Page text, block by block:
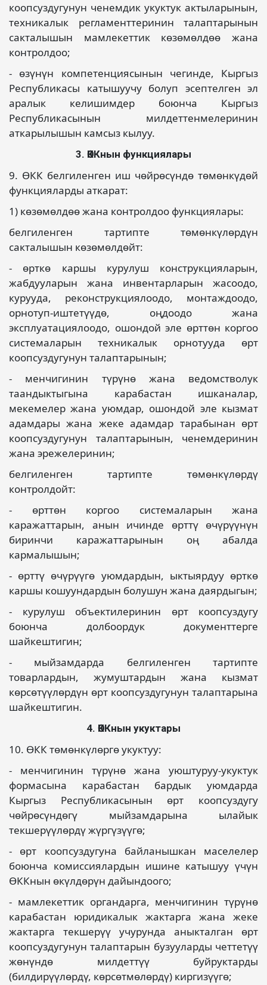
коопсуздугунун ченемдик укуктук актыларынын,
техникалык регламенттеринин талаптарынын
сакталышын мамлекеттик көзөмөлдөө жана
контролдоо;
- өзүнүн компетенциясынын чегинде, Кыргыз
Республикасы катышуучу болуп эсептелген эл
аралык келишимдер боюнча Кыргыз
Республикасынын милдеттенмелеринин
аткарылышын камсыз кылуу.
3. ӨККнын функциялары
9. ӨКК белгиленген иш чөйрөсүндө төмөнкүдөй
функцияларды аткарат:
1) көзөмөлдөө жана контролдоо функциялары:
белгиленген тартипте төмөнкүлөрдүн
сакталышын көзөмөлдөйт:
- өрткө каршы курулуш конструкцияларын,
жабдууларын жана инвентарларын жасоодо,
курууда, реконструкциялоодо, монтаждоодо,
орнотуп-иштетүүдө, оңдоодо жана
эксплуатациялоодо, ошондой эле өрттөн коргоо
системаларын техникалык орнотууда өрт
коопсуздугунун талаптарынын;
- менчигинин түрүнө жана ведомстволук
таандыктыгына карабастан ишканалар,
мекемелер жана уюмдар, ошондой эле кызмат
адамдары жана жеке адамдар тарабынан өрт
коопсуздугунун талаптарынын, ченемдеринин
жана эрежелеринин;
белгиленген тартипте төмөнкүлөрдү
контролдойт:
- өрттөн коргоо системаларын жана
каражаттарын, анын ичинде өрттү өчүрүүнүн
биринчи каражаттарынын оң абалда
кармалышын;
- өрттү өчүрүүгө уюмдардын, ыктыярдуу өрткө
каршы кошуундардын болушун жана даярдыгын;
- курулуш объектилеринин өрт коопсуздугу
боюнча долбоордук документтерге
шайкештигин;
- мыйзамдарда белгиленген тартипте
товарлардын, жумуштардын жана кызмат
көрсөтүүлөрдүн өрт коопсуздугунун талаптарына
шайкештигин.
4. ӨККнын укуктары
10. ӨКК төмөнкүлөргө укуктуу:
- менчигинин түрүнө жана уюштуруу-укуктук
формасына карабастан бардык уюмдарда
Кыргыз Республикасынын өрт коопсуздугу
чөйрөсүндөгү мыйзамдарына ылайык
текшерүүлөрдү жүргүзүүгө;
- өрт коопсуздугуна байланышкан маселелер
боюнча комиссиялардын ишине катышуу үчүн
ӨККнын өкүлдөрүн дайындоого;
- мамлекеттик органдарга, менчигинин түрүнө
карабастан юридикалык жактарга жана жеке
жактарга текшерүү учурунда аныкталган өрт
коопсуздугунун талаптарын бузууларды четтетүү
жөнүндө милдеттүү буйруктарды
(билдирүүлөрдү, көрсөтмөлөрдү) киргизүүгө;